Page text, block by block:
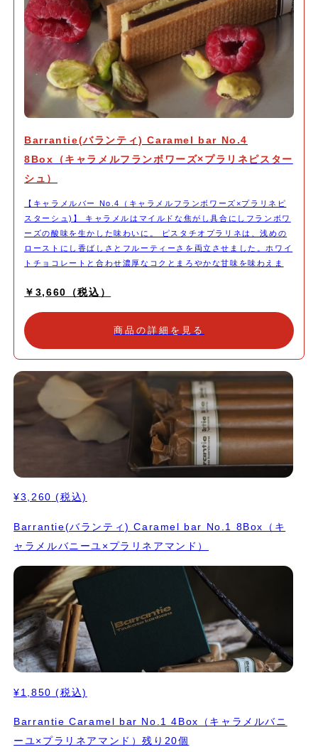
Barrantie(バランティ) Caramel bar No.4
8Box（キャラメルフランボワーズ×プラリネピスター
シュ）
【キャラメルバー No.4（キャラメルフランボワーズ×プラリネピ
スターシュ)】 キャラメルはマイルドな焦がし具合にしフランボワ
ーズの酸味を生かした味わいに。 ピスタチオプラリネは、浅めの
ローストにし香ばしさとフルーティーさを両立させました。ホワイ
トチョコレートと合わせ濃厚なコクとまろやかな甘味を味わえま
た。 時間とともにする変化する食感や香りの感じ方をお愉しみく
いたり。 ワインなどお酒を飲みながらちびちび食べていただくの
もお勧めです。 1本ずつキャラメル包みを施し帯シールを貼ってお
￥3,660（税込）
商品の詳細を見る
¥3,260 (税込)
Barrantie(バランティ) Caramel bar No.1 8Box（キ
ャラメルバニーユ×プラリネアマンド）
¥1,850 (税込)
Barrantie Caramel bar No.1 4Box（キャラメルバニ
ーユ×プラリネアマンド）残り20個